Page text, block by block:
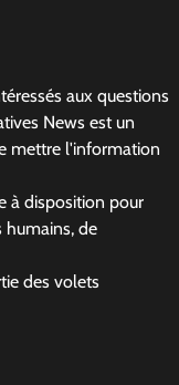
aux questions
News est un
mettre l'information
à disposition pour
humains, de
des volets